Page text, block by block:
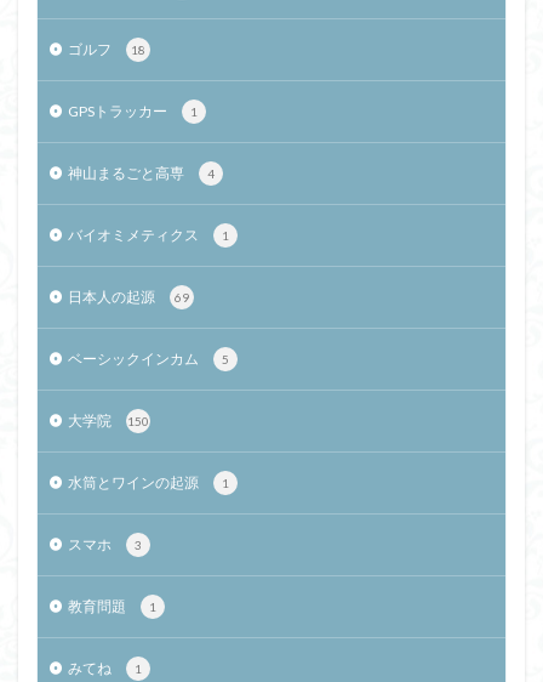
ゴルフ 18
GPSトラッカー 1
神山まるごと高専 4
バイオミメティクス 1
日本人の起源 69
ベーシックインカム 5
大学院 150
水筒とワインの起源 1
スマホ 3
教育問題 1
みてね 1